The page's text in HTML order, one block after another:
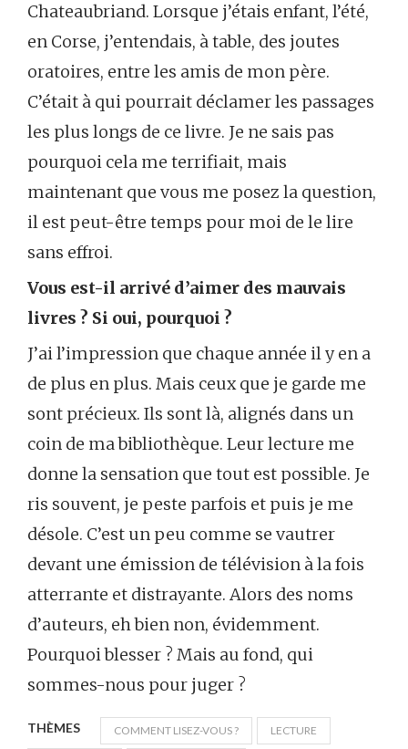
Chateaubriand. Lorsque j’étais enfant, l’été,
en Corse, j’entendais, à table, des joutes
oratoires, entre les amis de mon père.
C’était à qui pourrait déclamer les passages
les plus longs de ce livre. Je ne sais pas
pourquoi cela me terrifiait, mais
maintenant que vous me posez la question,
il est peut-être temps pour moi de le lire
sans effroi.
Vous est-il arrivé d’aimer des mauvais
livres ? Si oui, pourquoi ?
J’ai l’impression que chaque année il y en a
de plus en plus. Mais ceux que je garde me
sont précieux. Ils sont là, alignés dans un
coin de ma bibliothèque. Leur lecture me
donne la sensation que tout est possible. Je
ris souvent, je peste parfois et puis je me
désole. C’est un peu comme se vautrer
devant une émission de télévision à la fois
atterrante et distrayante. Alors des noms
d’auteurs, eh bien non, évidemment.
Pourquoi blesser ? Mais au fond, qui
sommes-nous pour juger ?
THÈMES COMMENT LISEZ-VOUS ? LECTURE